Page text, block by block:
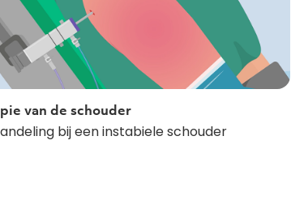
van de schouder
bij een instabiele schouder